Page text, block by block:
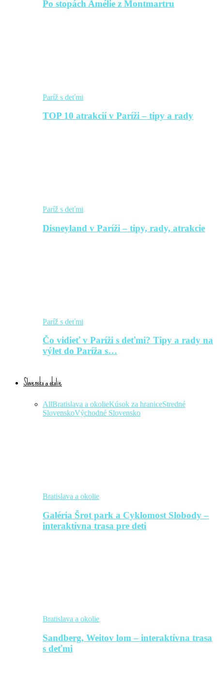
Po stopách Amélie z Montmartru
Paríž s deťmi
TOP 10 atrakcií v Paríži – tipy a rady
Paríž s deťmi
Disneyland v Paríži – tipy, rady, atrakcie
Paríž s deťmi
Čo vidieť v Paríži s deťmi? Tipy a rady na
výlet do Paríža s…
Slovensko a okolie
AllBratislava a okolieKúsok za hraniceStredné
SlovenskoVýchodné Slovensko
Bratislava a okolie
Galéria Šrot park a Cyklomost Slobody –
interaktívna trasa pre deti
Bratislava a okolie
Sandberg, Weitov lom – interaktívna trasa
s deťmi